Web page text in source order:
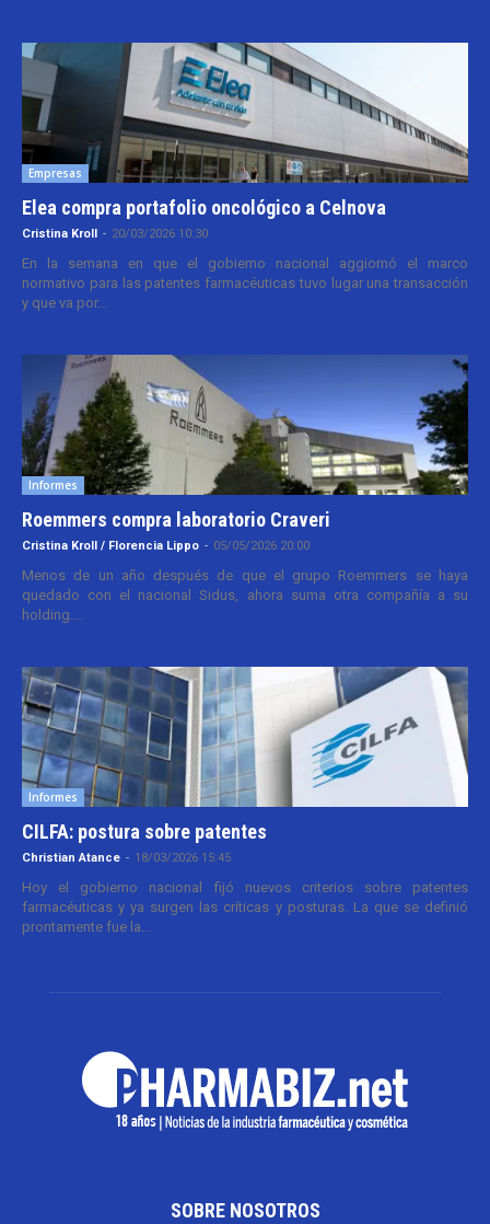
Empresas
Elea compra portafolio oncológico a Celnova
Cristina Kroll - 20/03/2026 10:30
En la semana en que el gobierno nacional aggiornó el marco
normativo para las patentes farmacéuticas tuvo lugar una transacción
y que va por...
Informes
Roemmers compra laboratorio Craveri
Cristina Kroll / Florencia Lippo - 05/05/2026 20:00
Menos de un año después de que el grupo Roemmers se haya
quedado con el nacional Sidus, ahora suma otra compañía a su
holding....
Informes
CILFA: postura sobre patentes
Christian Atance - 18/03/2026 15:45
Hoy el gobierno nacional fijó nuevos criterios sobre patentes
farmacéuticas y ya surgen las críticas y posturas. La que se definió
prontamente fue la...
SOBRE NOSOTROS